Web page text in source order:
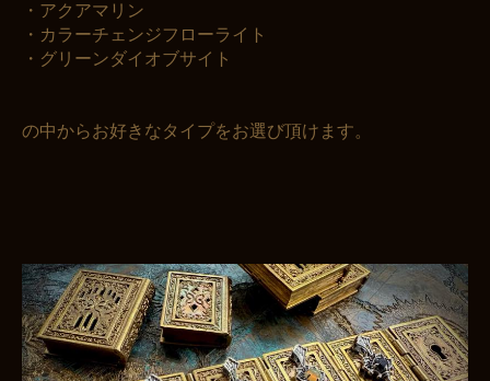
・アクアマリン
・カラーチェンジフローライト
・グリーンダイオブサイト
の中からお好きなタイプをお選び頂けます。